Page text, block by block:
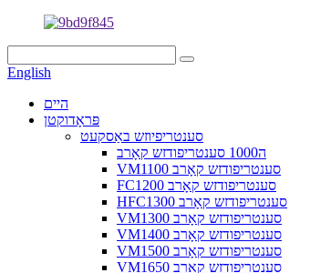
English
היים
פּראָדוקטן
סענטריפיוזש באַסקעט
ה1000 סענטריפודזש קאָרב
VM1100 סענטריפודזש קאָרב
FC1200 סענטריפודזש קאָרב
HFC1300 סענטריפודזש קאָרב
VM1300 סענטריפודזש קאָרב
VM1400 סענטריפודזש קאָרב
VM1500 סענטריפודזש קאָרב
VM1650 סענטריפודזש קאָרב